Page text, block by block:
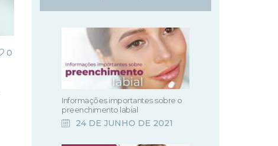
0
Informações importantes sobre o
preenchimento labial
24 DE JUNHO DE 2021